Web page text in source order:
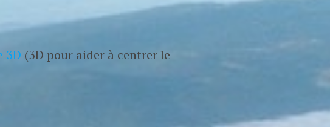
3D (3D pour aider à centrer le